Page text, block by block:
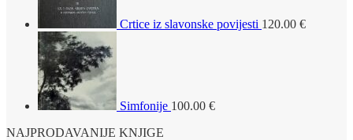
Crtice iz slavonske povijesti 120.00 €
Simfonije 100.00 €
NAJPRODAVANIJE KNJIGE